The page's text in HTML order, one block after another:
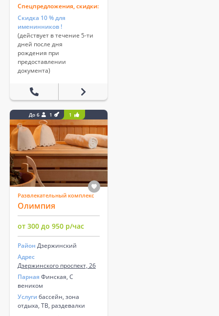
Спецпредложения, скидки:
Скидка 10 % для
именинников !
(действует в течение 5-ти
дней после дня
рождения при
предоставлении
документа)
До 6 1 1
Развлекательный комплекс
Олимпия
от 300 до 950 р/час
Район Дзержинский
Адрес
Дзержинского проспект, 26
Парная Финская, С
веником
Услуги бассейн, зона
отдыха, ТВ, раздевалки